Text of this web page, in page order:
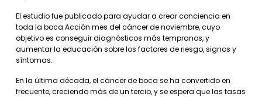
El estudio fue publicado para ayudar a crear conciencia en
toda la boca Acción mes del cáncer de noviembre, cuyo
objetivo es conseguir diagnósticos más tempranos, y
aumentar la educación sobre los factores de riesgo, signos y
síntomas.
En la última década, el cáncer de boca se ha convertido en
frecuente, creciendo más de un tercio, y se espera que las tasas